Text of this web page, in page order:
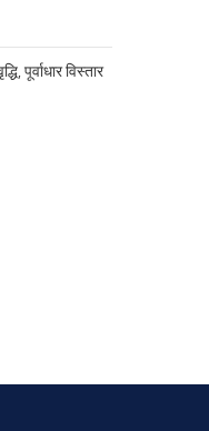
पूर्वाधार विस्तार